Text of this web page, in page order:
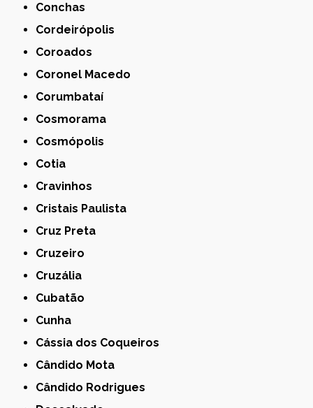
Conchas
Cordeirópolis
Coroados
Coronel Macedo
Corumbataí
Cosmorama
Cosmópolis
Cotia
Cravinhos
Cristais Paulista
Cruz Preta
Cruzeiro
Cruzália
Cubatão
Cunha
Cássia dos Coqueiros
Cândido Mota
Cândido Rodrigues